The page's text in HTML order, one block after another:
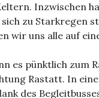
Inzwischen
sich zu Starkregen
wir uns alle auf
es pünktlich zum
Rastatt. In
des